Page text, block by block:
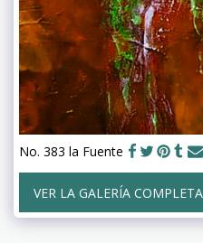
No. 383 la Fuente
VER LA GALERÍA COMPLETA